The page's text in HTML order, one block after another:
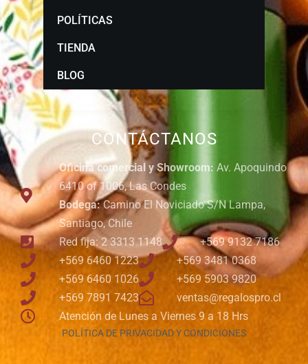
CONTÁCTANOS
Oficina comercial y Showroom: Av. Apoquindo
6410 of 1006, Las Condes
Bodega:Camino El Noviciado S/N Lampa,
Santiago, Chile
Red fija: 2 3313 1148
+569 9132 7186
+569 6460 1223
+569 3481 0368
+569 6460 1026
+569 5903 9820
+569 7891 7423
ventas@regalospro.cl
Atención de Lunes a Viernes 9 a 18 Hrs
POLÍTICA DE PRIVACIDAD Y CONDICIONES
POLÍTICAS
TIENDA
BLOG